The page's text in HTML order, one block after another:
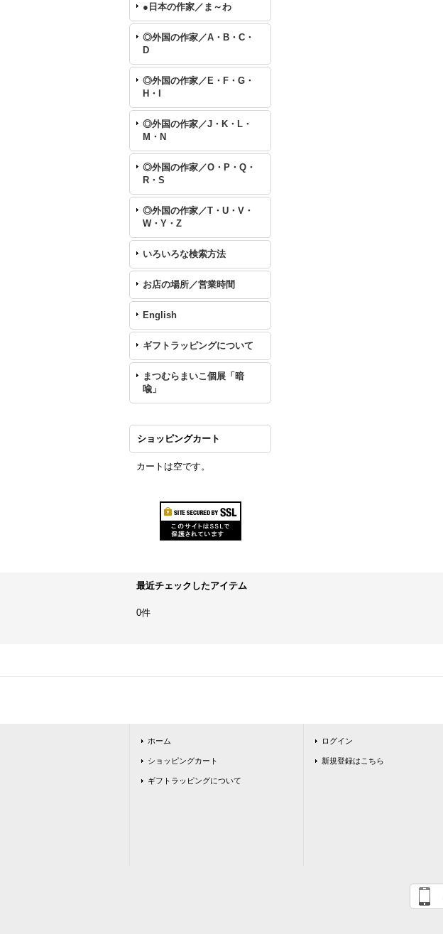
●日本の作家／ま～わ
◎外国の作家／A・B・C・
D
◎外国の作家／E・F・G・
H・I
◎外国の作家／J・K・L・
M・N
◎外国の作家／O・P・Q・
R・S
◎外国の作家／T・U・V・
W・Y・Z
いろいろな検索方法
お店の場所／営業時間
English
ギフトラッピングについて
まつむらまいこ個展「暗
喩」
ショッピングカート
カートは空です。
最近チェックしたアイテム
0件
ホーム
ショッピングカート
ギフトラッピングについて
ログイン
新規登録はこちら